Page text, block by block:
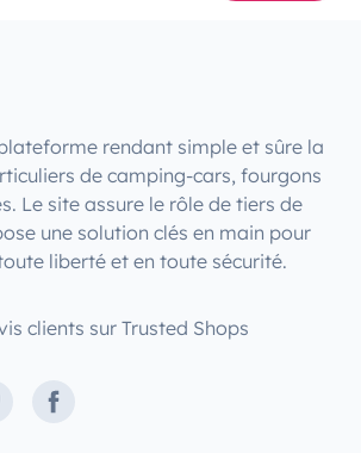
rendant simple et sûre la
de camping-cars, fourgons
Le site assure le rôle de tiers de
une solution clés en main pour
liberté et en toute sécurité.
clients sur Trusted Shops
Facebook